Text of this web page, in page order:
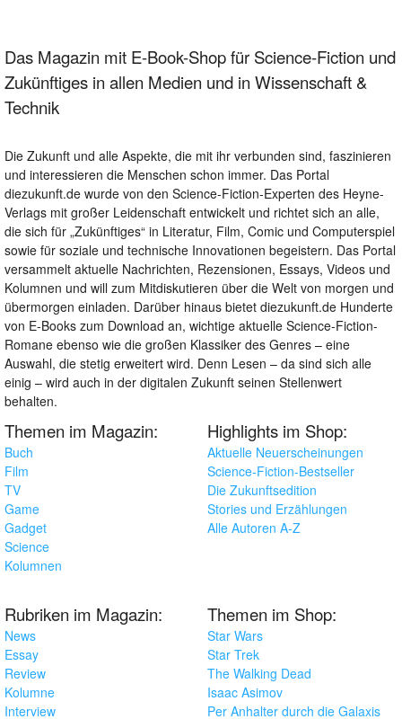
Das Magazin mit E-Book-Shop für Science-Fiction und
Zukünftiges in allen Medien und in Wissenschaft &
Technik
Die Zukunft und alle Aspekte, die mit ihr verbunden sind, faszinieren
und interessieren die Menschen schon immer. Das Portal
diezukunft.de wurde von den Science-Fiction-Experten des Heyne-
Verlags mit großer Leidenschaft entwickelt und richtet sich an alle,
die sich für „Zukünftiges“ in Literatur, Film, Comic und Computerspiel
sowie für soziale und technische Innovationen begeistern. Das Portal
versammelt aktuelle Nachrichten, Rezensionen, Essays, Videos und
Kolumnen und will zum Mitdiskutieren über die Welt von morgen und
übermorgen einladen. Darüber hinaus bietet diezukunft.de Hunderte
von E-Books zum Download an, wichtige aktuelle Science-Fiction-
Romane ebenso wie die großen Klassiker des Genres – eine
Auswahl, die stetig erweitert wird. Denn Lesen – da sind sich alle
einig – wird auch in der digitalen Zukunft seinen Stellenwert
behalten.
Themen im Magazin:
Buch
Film
TV
Game
Gadget
Science
Kolumnen
Highlights im Shop:
Aktuelle Neuerscheinungen
Science-Fiction-Bestseller
Die Zukunftsedition
Stories und Erzählungen
Alle Autoren A-Z
Rubriken im Magazin:
News
Essay
Review
Kolumne
Interview
Themen im Shop:
Star Wars
Star Trek
The Walking Dead
Isaac Asimov
Per Anhalter durch die Galaxis